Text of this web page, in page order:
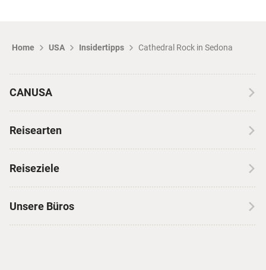
Home USA Insidertipps Cathedral Rock in Sedona
CANUSA
Erfahrungen mit CANUSA
Insidertipps
Reisearten
Skireisen
Reiseziele
Unsere Büros